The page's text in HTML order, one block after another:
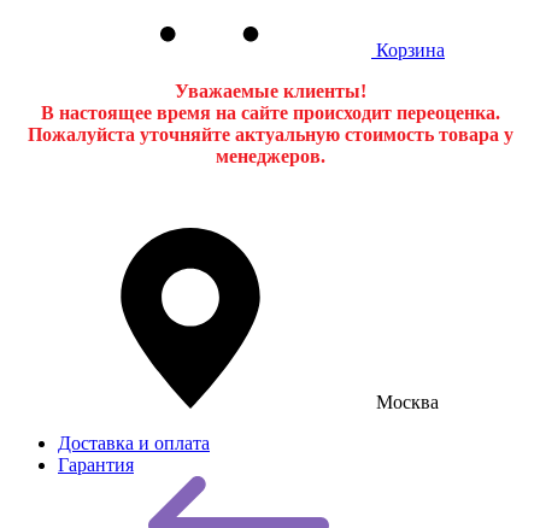
Корзина
Уважаемые клиенты!
В настоящее время на сайте происходит переоценка.
Пожалуйста уточняйте актуальную стоимость товара у
менеджеров.
Москва
Доставка и оплата
Гарантия